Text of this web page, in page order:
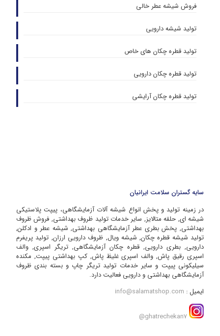
فروش شیشه عطر خالی
تولید شیشه دارویی
تولید قطره چکان های خاص
تولید قطره چکان دارویی
تولید قطره چکان آرایشی
سایه گستران سلامت ایرانیان
در زمینه تولید و پخش انواع شیشه آلات آزمایشگاهی، پیپت پلاستیکی
شیشه ای, حلقه متالایز, سایر خدمات تولید ظروف بهداشتی, فروش ظروف
بهداشتی, پخش بطری عطر آزمایشگاهی بهداشتی, شیشه عطر و ادکلن,
تولید شیشه قطره چکان, شیشه ویال, ظروف دارویی ارزان, تولید پریفرم
دارویی, بطری دارویی, قطره چکان آزمایشگاهی, تریگر اسپری, والف
اسپری رقیق پاش, والف اسپری غلیظ پاش, کپ بهداشتی پیپت, مکنده
سیلیکونی پیپت و سایر خدمات تولید تریگر چاپ و بسته بندی ظروف
آزمایشگاهی بهداشتی و دارویی فعالیت دارد.
ایمیل : info@salamatshop.com
ghatrechekan7@